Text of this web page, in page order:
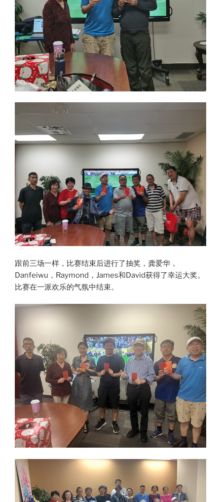
跟前三场一样，比赛结束后进行了抽奖，龚爱华，
Danfeiwu，Raymond，James和David获得了幸运大奖。
比赛在一派欢乐的气氛中结束。